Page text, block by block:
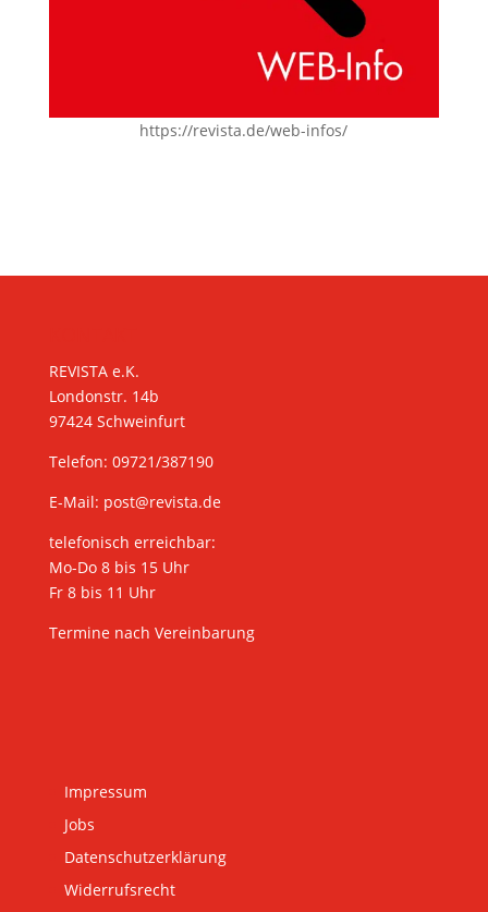
https://revista.de/web-infos/
REVISTA e.K.
Londonstr. 14b
97424 Schweinfurt
Telefon: 09721/387190
E-Mail: post@revista.de
telefonisch erreichbar:
Mo-Do 8 bis 15 Uhr
Fr 8 bis 11 Uhr
Termine nach Vereinbarung
Impressum
Jobs
Datenschutzerklärung
Widerrufsrecht